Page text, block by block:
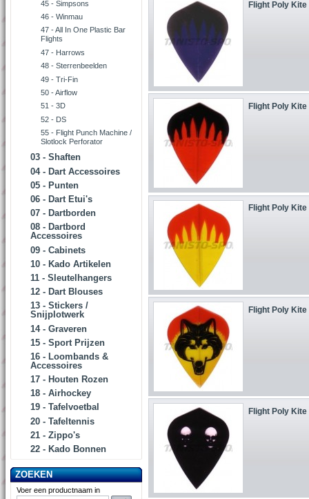
45 - Simpsons
46 - Winmau
47 - All In One Plastic Bar
Flights
47 - Harrows
48 - Sterrenbeelden
49 - Tri-Fin
50 - Airflow
51 - 3D
52 - DS
55 - Flight Punch Machine /
Slotlock Perforator
03 - Shaften
04 - Dart Accessoires
05 - Punten
06 - Dart Etui's
07 - Dartborden
08 - Dartbord
Accessoires
09 - Cabinets
10 - Kado Artikelen
11 - Sleutelhangers
12 - Dart Blouses
13 - Stickers /
Snijplotwerk
14 - Graveren
15 - Sport Prijzen
16 - Loombands &
Accessoires
17 - Houten Rozen
18 - Airhockey
19 - Tafelvoetbal
20 - Tafeltennis
21 - Zippo's
22 - Kado Bonnen
ZOEKEN
Voer een productnaam in
Flight Poly Kite
Flight Poly Kite
Flight Poly Kite
Flight Poly Kite
Flight Poly Kite